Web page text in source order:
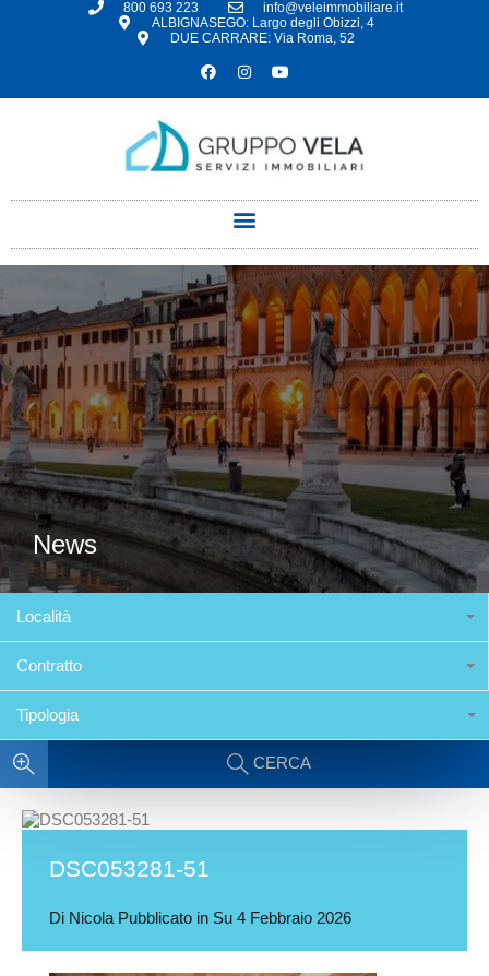
800 693 223
info@veleimmobiliare.it
ALBIGNASEGO: Largo degli Obizzi, 4
DUE CARRARE: Via Roma, 52
News
Località
Contratto
Tipologia
CERCA
DSC053281-51
Di Nicola Pubblicato in Su 4 Febbraio 2026